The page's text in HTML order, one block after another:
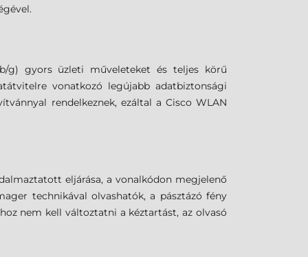
g) gyors üzleti műveleteket és teljes körű
vonatkozó legújabb adatbiztonsági
rendelkeznek, ezáltal a Cisco WLAN
eljárása, a vonalkódon megjelenő
technikával olvashatók, a pásztázó fény
nem kell változtatni a kéztartást, az olvasó